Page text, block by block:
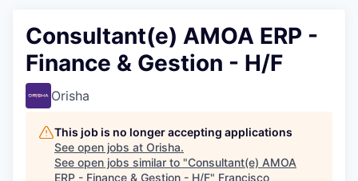
Consultant(e) AMOA ERP -
Finance & Gestion - H/F
Orisha
This job is no longer accepting applications
See open jobs at Orisha.
See open jobs similar to "Consultant(e) AMOA
ERP - Finance & Gestion - H/F" Francisco